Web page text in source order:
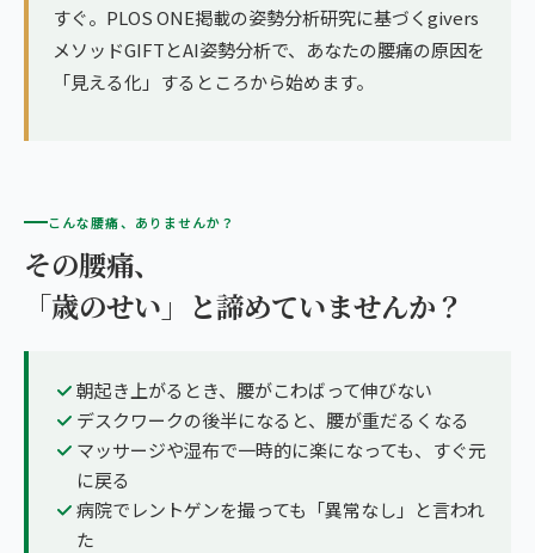
すぐ。PLOS ONE掲載の姿勢分析研究に基づくgivers
メソッドGIFTとAI姿勢分析で、あなたの腰痛の原因を
「見える化」するところから始めます。
こんな腰痛、ありませんか？
その腰痛、
「歳のせい」と諦めていませんか？
朝起き上がるとき、腰がこわばって伸びない
デスクワークの後半になると、腰が重だるくなる
マッサージや湿布で一時的に楽になっても、すぐ元
に戻る
病院でレントゲンを撮っても「異常なし」と言われ
た